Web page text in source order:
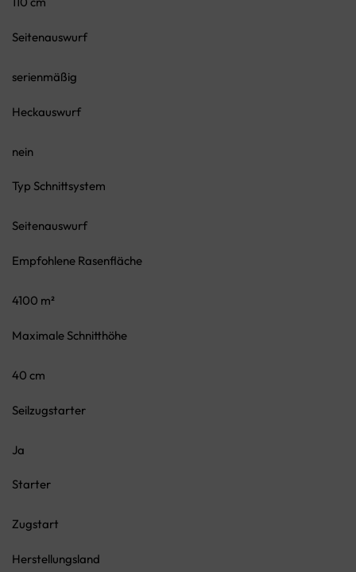
Seitenauswurf
serienmäßig
Heckauswurf
nein
Typ Schnittsystem
Seitenauswurf
Empfohlene Rasenfläche
4100 m²
Maximale Schnitthöhe
40 cm
Seilzugstarter
Ja
Starter
Zugstart
Herstellungsland